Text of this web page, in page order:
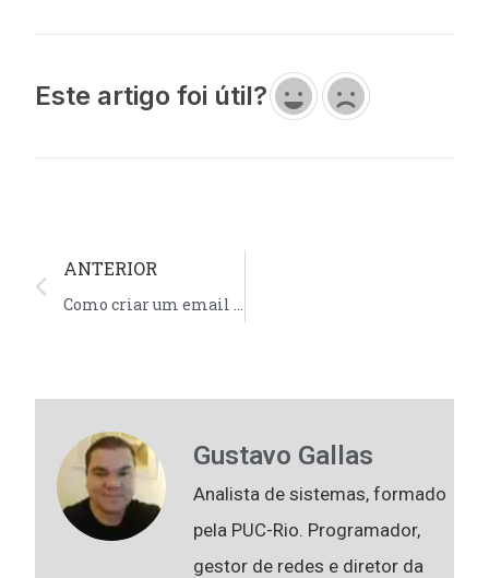
Este artigo foi útil?
ANTERIOR
Gustavo Gallas
Analista de sistemas, formado
pela PUC-Rio. Programador,
gestor de redes e diretor da